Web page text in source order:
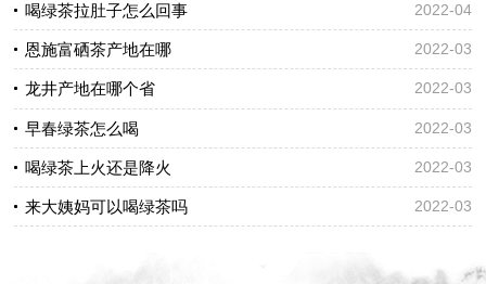
喝绿茶拉肚子怎么回事 2022-04
恩施富硒茶产地在哪 2022-03
龙井产地在哪个省 2022-03
早春绿茶怎么喝 2022-03
喝绿茶上火还是降火 2022-03
来大姨妈可以喝绿茶吗 2022-03